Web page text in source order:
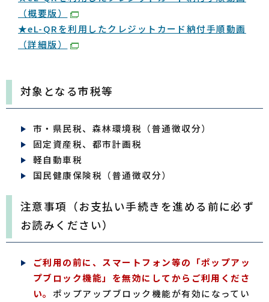
（概要版）
★eL-QRを利用したクレジットカード納付手順動画
（詳細版）
対象となる市税等
市・県民税、森林環境税（普通徴収分）
固定資産税、都市計画税
軽自動車税
国民健康保険税（普通徴収分）
注意事項（お支払い手続きを進める前に必ず
お読みください）
ご利用の前に、スマートフォン等の「ポップアッ
プブロック機能」を無効にしてからご利用くださ
い。 ポップアップブロック機能が有効になってい